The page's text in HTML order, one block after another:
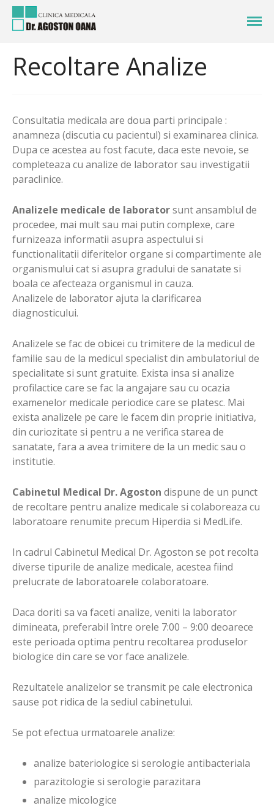
Acasa
Medicina de Familie
Pediatrie
Recoltare Analize
Stiri
Galerie
Programari Online
Contact
Recoltare Analize
Consultatia medicala are doua parti principale :
anamneza (discutia cu pacientul) si examinarea clinica.
Dupa ce acestea au fost facute, daca este nevoie, se
completeaza cu analize de laborator sau investigatii
paraclinice.
Analizele medicale de laboratorsunt ansamblul de
procedee, mai mult sau mai putin complexe, care
furnizeaza informatii asupra aspectului si
functionalitatii diferitelor organe si compartimente ale
organismului cat si asupra gradului de sanatate si
boala ce afecteaza organismul in cauza.
Analizele de laborator ajuta la clarificarea
diagnosticului.
Analizele se fac de obicei cu trimitere de la medicul de
familie sau de la medicul specialist din ambulatoriul de
specialitate si sunt gratuite. Exista insa si analize
profilactice care se fac la angajare sau cu ocazia
examenelor medicale periodice care se platesc. Mai
exista analizele pe care le facem din proprie initiativa,
din curiozitate si pentru a ne verifica starea de
sanatate, fara a avea trimitere de la un medic sau o
institutie.
Cabinetul Medical Dr. Agoston dispune de un punct
de recoltare pentru analize medicale si colaboreaza cu
laboratoare renumite precum Hiperdia si MedLife.
In cadrul Cabinetul Medical Dr. Agoston se pot recolta
diverse tipurile de analize medicale, acestea fiind
prelucrate de laboratoarele colaboratoare.
Daca doriti sa va faceti analize, veniti la laborator
dimineata, preferabil între orele 7:00 – 9:00 deoarece
este perioada optima pentru recoltarea produselor
biologice din care se vor face analizele.
Rezultatele analizelor se transmit pe cale electronica
sause pot ridica de la sediul cabinetului.
Se pot efectua urmatoarele analize:
analize bateriologice si serologie antibacteriala
parazitologie si serologie parazitara
analize micologice